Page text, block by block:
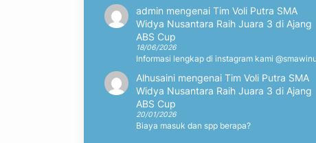
admin mengenai Tim Voli Putra SMA
Widya Nusantara Raih Juara 3 di Ajang
ABS Cup
18/06/2026
Informasi lengkap di instagram kami
Alhusainimengenai Tim Voli Putra SMA
Widya Nusantara Raih Juara 3 di Ajang
ABS Cup
20/01/2026
Biaya masuk dan spp berapa?